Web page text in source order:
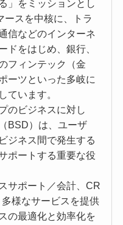
」をミッションとし
ースを中核に、トラ
信などのインターネ
ドをはじめ、銀行、
フィンテック（金
ーツといった多岐に
ています。
のビジネスに対し
BSD）は、ユーザ
ジネス間で発生する
ポートする重要な役
サポート／会計、CR
様なサービスを提供
の最適化と効率化を